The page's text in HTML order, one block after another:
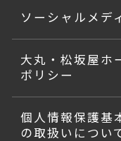
ソーシャルメデ
大丸・松坂屋ホ
ポリシー
個人情報保護基
の取扱いについ